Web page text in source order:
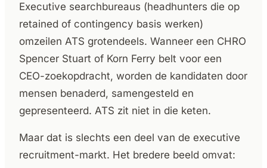
Executive searchbureaus (headhunters die op
retained of contingency basis werken)
omzeilen ATS grotendeels. Wanneer een CHRO
Spencer Stuart of Korn Ferry belt voor een
CEO-zoekopdracht, worden de kandidaten door
mensen benaderd, samengesteld en
gepresenteerd. ATS zit niet in die keten.
Maar dat is slechts een deel van de executive
recruitment-markt. Het bredere beeld omvat: